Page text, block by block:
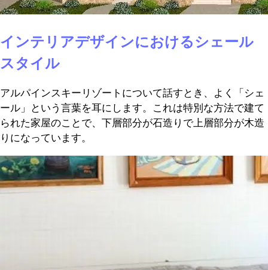
インテリアデザインにおけるシェール
スタイル
アルパインスキーリゾートについて話すとき、よく「シェ
ール」という言葉を耳にします。これは特別な方法で建て
られた家屋のことで、下層部分が石造りで上層部分が木造
りになっています。